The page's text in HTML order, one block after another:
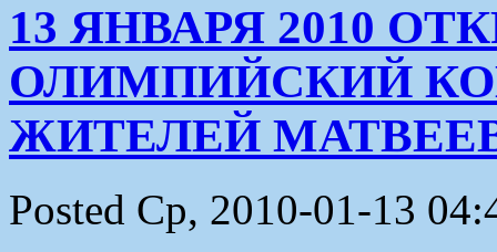
13 ЯНВАРЯ 2010
ОЛИМПИЙСКИЙ
ЖИТЕЛЕЙ
Posted Ср, 2010-01-13